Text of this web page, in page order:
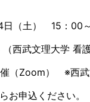
（土） 15：00
武文理大学 看護
（Zoom） ※西武
お申込ください。